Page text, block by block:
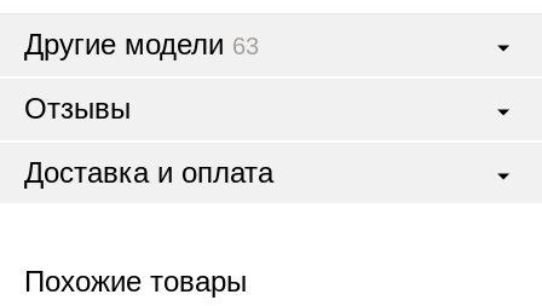
Другие модели 63
Отзывы
Доставка и оплата
Похожие товары